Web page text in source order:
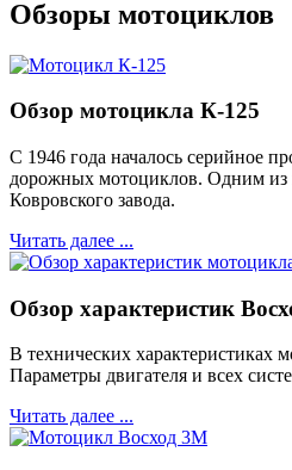
Обзоры мотоциклов
Обзор мотоцикла К-125
С 1946 года началось серийное
дорожных мотоциклов. Одним
Ковровского завода.
Читать далее ...
Обзор характеристик
В технических характеристиках
Параметры двигателя и всех
Читать далее ...